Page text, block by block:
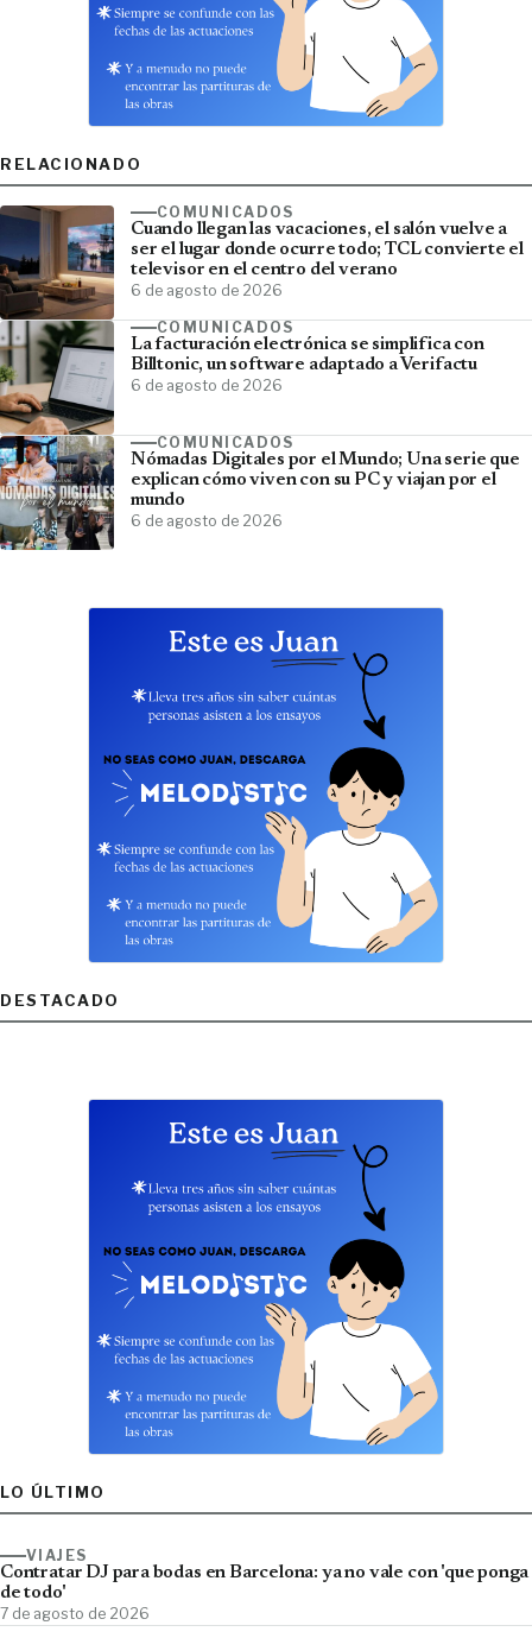
RELACIONADO
COMUNICADOS
Cuando llegan las vacaciones, el salón vuelve a
ser el lugar donde ocurre todo; TCL convierte el
televisor en el centro del verano
6 de agosto de 2026
COMUNICADOS
La facturación electrónica se simplifica con
Billtonic, un software adaptado a Verifactu
6 de agosto de 2026
COMUNICADOS
Nómadas Digitales por el Mundo; Una serie que
explican cómo viven con su PC y viajan por el
mundo
6 de agosto de 2026
DESTACADO
LO ÚLTIMO
VIAJES
Contratar DJ para bodas en Barcelona: ya no vale con 'que ponga
de todo'
7 de agosto de 2026